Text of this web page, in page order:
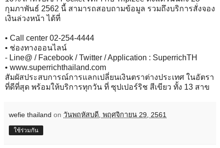
กุมภาพันธ์ 2562 นี้ สามารถสอบถามข้อมูล รวมถึงบริการสั่งจอง
เงินล่วงหน้า ได้ที่
• Call center 02-254-4444
• ช่องทางออนไลน์
- Line@ / Facebook / Twitter / Application : SuperrichTH
• www.superrichthailand.com
สัมผัสประสบการณ์การแลกเปลี่ยนเงินตราต่างประเทศ ในอัตรา
ที่ดีที่สุด พร้อมให้บริการทุกวัน ที่ ซุปเปอร์ริช สีเขียว ทั้ง 13 สาข
wefie thailand on วันพฤหัสบดี, พฤศจิกายน 29, 2561
ใช้ร่วมกัน